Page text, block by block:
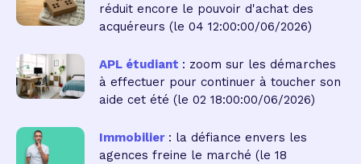
réduit encore le pouvoir d'achat des
acquéreurs (le 04 12:00:00/06/2026)
APL étudiant : zoom sur les démarches
à effectuer pour continuer à toucher son
aide cet été (le 02 18:00:00/06/2026)
Immobilier : la défiance envers les
agences freine le marché (le 18